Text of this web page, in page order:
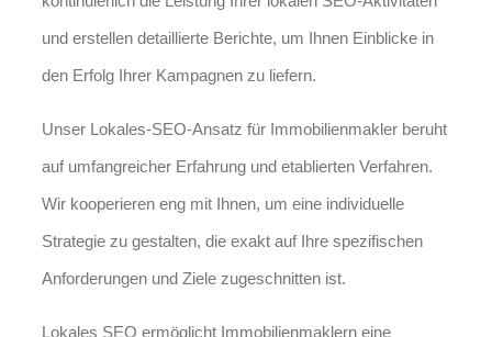
und erstellen detaillierte Berichte, um Ihnen Einblicke in
den Erfolg Ihrer Kampagnen zu liefern.
Unser Lokales-SEO-Ansatz für Immobilienmakler beruht
auf umfangreicher Erfahrung und etablierten Verfahren.
Wir kooperieren eng mit Ihnen, um eine individuelle
Strategie zu gestalten, die exakt auf Ihre spezifischen
Anforderungen und Ziele zugeschnitten ist.
Lokales SEO ermöglicht Immobilienmaklern eine